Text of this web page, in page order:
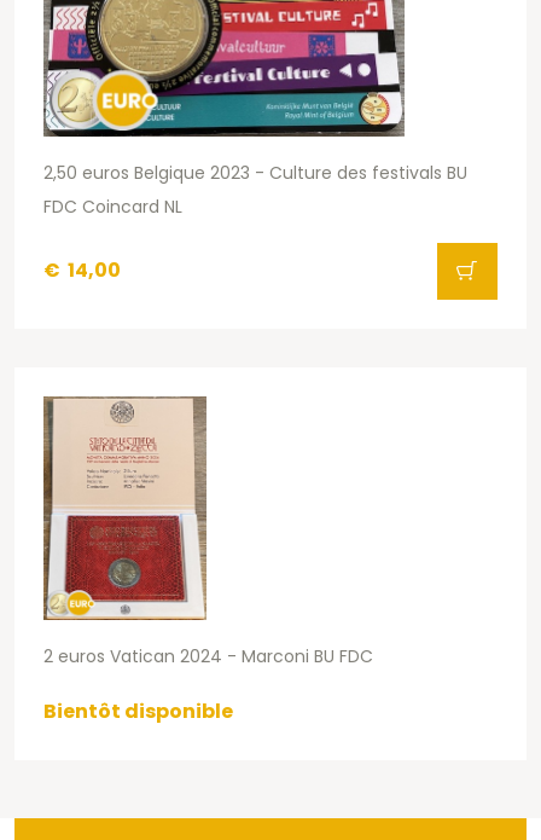
2,50 euros Belgique 2023 - Culture des festivals BU
FDC Coincard NL
€ 14,00
2 euros Vatican 2024 - Marconi BU FDC
Bientôt disponible